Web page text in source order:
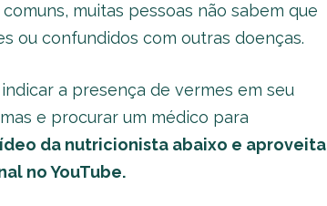
muitas pessoas não sabem que
ou confundidos com outras doenças.
a presença de vermes em seu
e procurar um médico para
da nutricionista abaixo e aproveita
no YouTube.